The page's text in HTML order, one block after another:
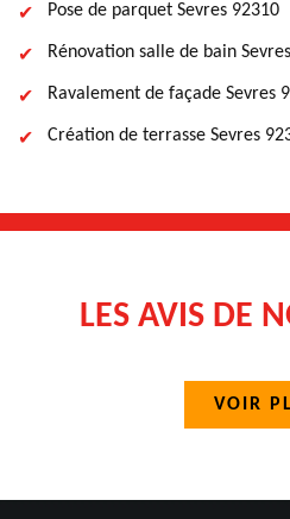
Pose de parquet Sevres 92310
Rénovation salle de bain
Ravalement de façade Sevres
Création de terrasse Sevres
LES AVIS DE
VOIR